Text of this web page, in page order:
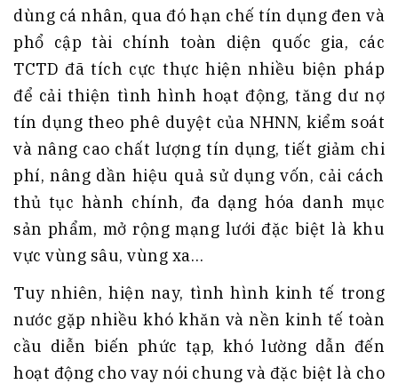
dùng cá nhân, qua đó hạn chế tín dụng đen và
phổ cập tài chính toàn diện quốc gia, các
TCTD đã tích cực thực hiện nhiều biện pháp
để cải thiện tình hình hoạt động, tăng dư nợ
tín dụng theo phê duyệt của NHNN, kiểm soát
và nâng cao chất lượng tín dụng, tiết giảm chi
phí, nâng dần hiệu quả sử dụng vốn, cải cách
thủ tục hành chính, đa dạng hóa danh mục
sản phẩm, mở rộng mạng lưới đặc biệt là khu
vực vùng sâu, vùng xa…
Tuy nhiên, hiện nay, tình hình kinh tế trong
nước gặp nhiều khó khăn và nền kinh tế toàn
cầu diễn biến phức tạp, khó lường dẫn đến
hoạt động cho vay nói chung và đặc biệt là cho